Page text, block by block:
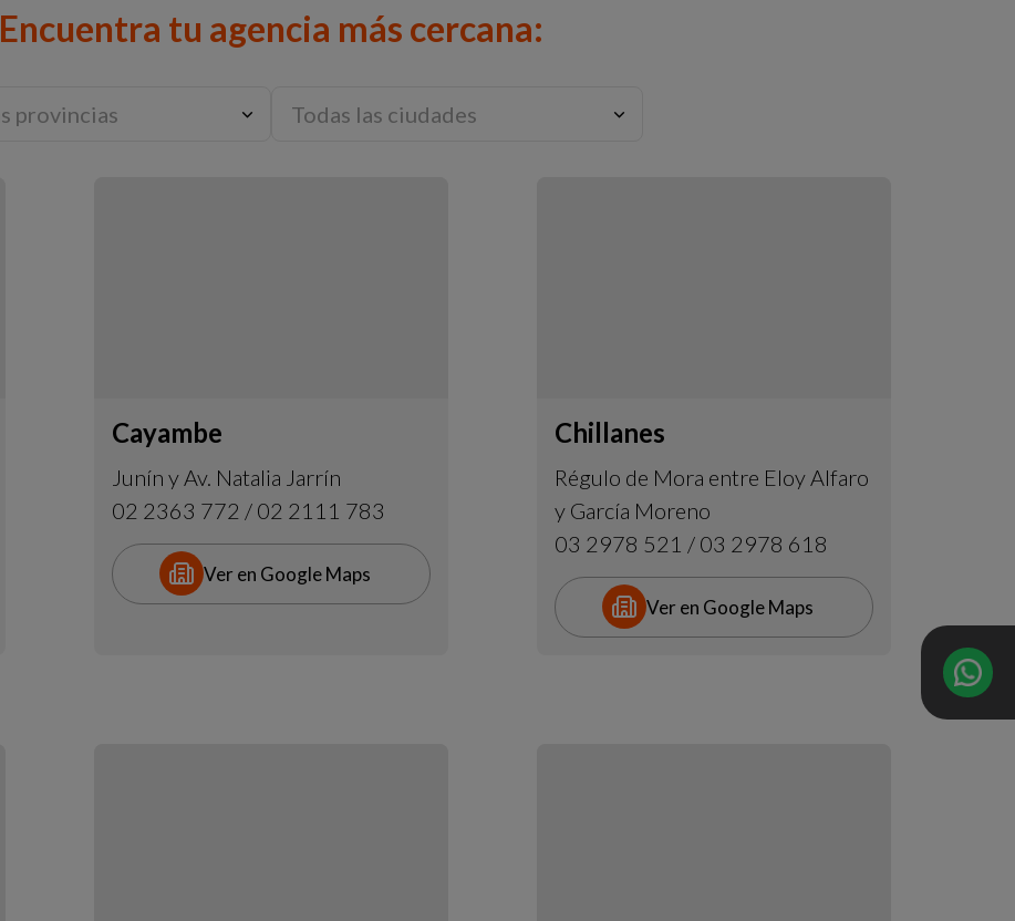
Encuentra tu agencia más cercana:
Cayambe
Junín y Av. Natalia Jarrín
02 2363 772 / 02 2111 783
Ver en Google Maps
Chillanes
Régulo de Mora entre Eloy Alfaro
y García Moreno
03 2978 521 / 03 2978 618
Ver en Google Maps